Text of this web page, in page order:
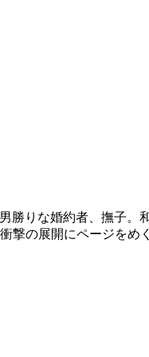
りな婚約者、撫子
の展開にページをめ